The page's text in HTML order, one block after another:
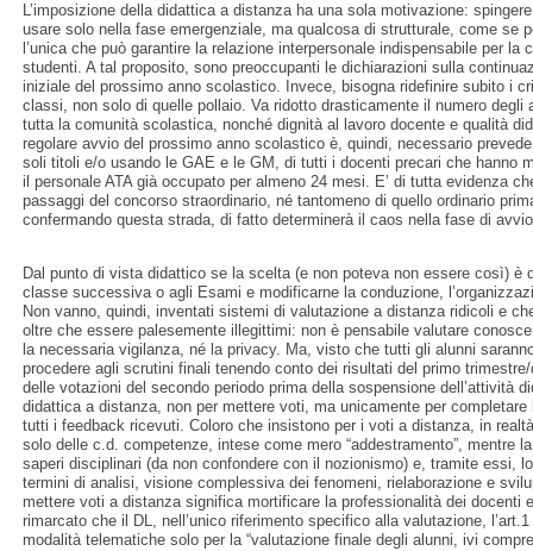
L’imposizione della didattica a distanza ha una sola motivazione:
usare solo nella fase emergenziale, ma qualcosa di strutturale, come se
l’unica che può garantire la relazione interpersonale indispensabile per
studenti. A tal proposito, sono preoccupanti le dichiarazioni sulla
iniziale del prossimo anno scolastico. Invece, bisogna ridefinire subito i
classi, non solo di quelle pollaio. Va ridotto drasticamente il numero degli
tutta la comunità scolastica, nonché dignità al lavoro docente e qualità
regolare avvio del prossimo anno scolastico è, quindi, necessario
soli titoli e/o usando le GAE e le GM, di tutti i docenti precari che hanno
il personale ATA già occupato per almeno 24 mesi. E’ di tutta evidenza
passaggi del concorso straordinario, né tantomeno di quello ordinario
confermando questa strada, di fatto determinerà il caos nella fase di
Dal punto di vista didattico se la scelta (e non poteva non essere così) è
classe successiva o agli Esami e modificarne la conduzione,
Non vanno, quindi, inventati sistemi di valutazione a distanza ridicoli e
oltre che essere palesemente illegittimi: non è pensabile valutare
la necessaria vigilanza, né la privacy. Ma, visto che tutti gli alunni
procedere agli scrutini finali tenendo conto dei risultati del primo
delle votazioni del secondo periodo prima della sospensione dell’attività
didattica a distanza, non per mettere voti, ma unicamente per
tutti i feedback ricevuti. Coloro che insistono per i voti a distanza, in
solo delle c.d. competenze, intese come mero “addestramento”, mentre
saperi disciplinari (da non confondere con il nozionismo) e, tramite essi,
termini di analisi, visione complessiva dei fenomeni, rielaborazione e
mettere voti a distanza significa mortificare la professionalità dei docenti
rimarcato che il DL, nell’unico riferimento specifico alla valutazione,
modalità telematiche solo per la “valutazione finale degli alunni, ivi